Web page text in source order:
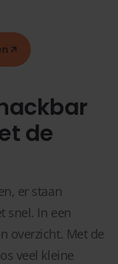
de
er staan
snel. In een
overzicht. Met de
veel kleine